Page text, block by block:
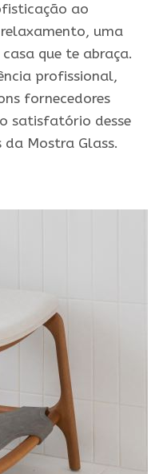
ao
uma
que te abraça.
profissional,
fornecedores
satisfatório desse
da Mostra Glass.